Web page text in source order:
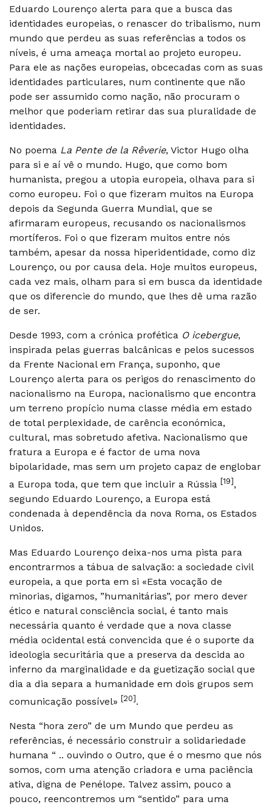
Eduardo Lourenço alerta para que a busca das
identidades europeias, o renascer do tribalismo, num
mundo que perdeu as suas referências a todos os
níveis, é uma ameaça mortal ao projeto europeu.
Para ele as nações europeias, obcecadas com as suas
identidades particulares, num continente que não
pode ser assumido como nação, não procuram o
melhor que poderiam retirar das sua pluralidade de
identidades.
No poema La Pente de la Rêverie, Victor Hugo olha
para si e aí vê o mundo. Hugo, que como bom
humanista, pregou a utopia europeia, olhava para si
como europeu. Foi o que fizeram muitos na Europa
depois da Segunda Guerra Mundial, que se
afirmaram europeus, recusando os nacionalismos
mortíferos. Foi o que fizeram muitos entre nós
também, apesar da nossa hiperidentidade, como diz
Lourenço, ou por causa dela. Hoje muitos europeus,
cada vez mais, olham para si em busca da identidade
que os diferencie do mundo, que lhes dê uma razão
de ser.
Desde 1993, com a crónica profética O icebergue,
inspirada pelas guerras balcânicas e pelos sucessos
da Frente Nacional em França, suponho, que
Lourenço alerta para os perigos do renascimento do
nacionalismo na Europa, nacionalismo que encontra
um terreno propício numa classe média em estado
de total perplexidade, de carência económica,
cultural, mas sobretudo afetiva. Nacionalismo que
fratura a Europa e é factor de uma nova
bipolaridade, mas sem um projeto capaz de englobar
a Europa toda, que tem que incluir a Rússia [19],
segundo Eduardo Lourenço, a Europa está
condenada à dependência da nova Roma, os Estados
Unidos.
Mas Eduardo Lourenço deixa-nos uma pista para
encontrarmos a tábua de salvação: a sociedade civil
europeia, a que porta em si «Esta vocação de
minorias, digamos, ”humanitárias”, por mero dever
ético e natural consciência social, é tanto mais
necessária quanto é verdade que a nova classe
média ocidental está convencida que é o suporte da
ideologia securitária que a preserva da descida ao
inferno da marginalidade e da guetização social que
dia a dia separa a humanidade em dois grupos sem
comunicação possível» [20] .
Nesta “hora zero” de um Mundo que perdeu as
referências, é necessário construir a solidariedade
humana “ .. ouvindo o Outro, que é o mesmo que nós
somos, com uma atenção criadora e uma paciência
ativa, digna de Penélope. Talvez assim, pouco a
pouco, reencontremos um “sentido” para uma